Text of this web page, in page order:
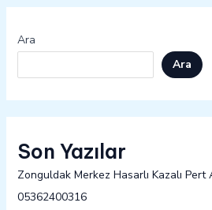
Ara
Ara
Son Yazılar
Zonguldak Merkez Hasarlı Kazalı Pert
05362400316